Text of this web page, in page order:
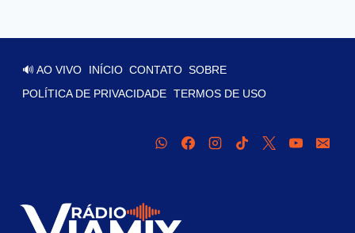
🔊 AO VIVO INÍCIO CONTATO SOBRE
POLÍTICA DE PRIVACIDADE TERMOS DE USO